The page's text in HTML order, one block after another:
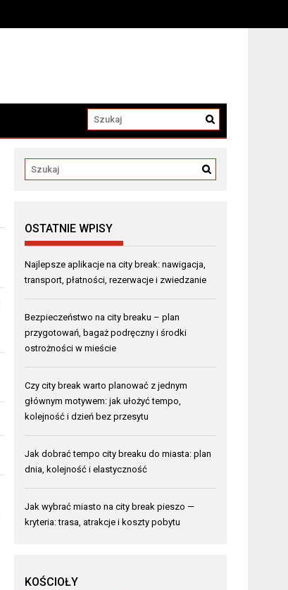
OSTATNIE WPISY
Najlepsze aplikacje na city break: nawigacja,
transport, płatności, rezerwacje i zwiedzanie
Bezpieczeństwo na city breaku – plan
przygotowań, bagaż podręczny i środki
ostrożności w mieście
Czy city break warto planować z jednym
głównym motywem: jak ułożyć tempo,
kolejność i dzień bez przesytu
Jak dobrać tempo city breaku do miasta: plan
dnia, kolejność i elastyczność
Jak wybrać miasto na city break pieszo —
kryteria: trasa, atrakcje i koszty pobytu
KOŚCIOŁY